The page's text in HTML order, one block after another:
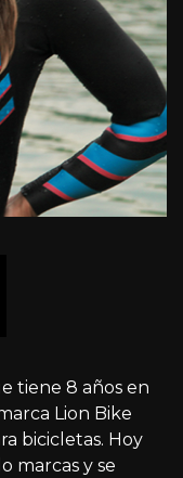
tiene 8 años en
Lion Bike
bicicletas. Hoy
marcas y se